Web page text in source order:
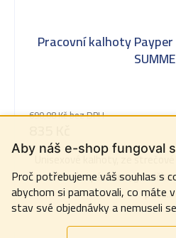
Aby náš e-shop fungoval
Proč potřebujeme váš souhlas s
abychom si pamatovali, co máte
stav své objednávky a nemuseli
Pracovní kalhoty Payper
690,08 Kč bez DPH
Unisexové kalhoty, ze
reflexními páskami,
pase...